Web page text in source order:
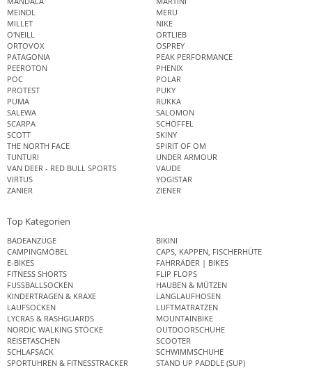
MEINDL
MERU
MILLET
NIKE
O'NEILL
ORTLIEB
ORTOVOX
OSPREY
PATAGONIA
PEAK PERFORMANCE
PEEROTON
PHENIX
POC
POLAR
PROTEST
PUKY
PUMA
RUKKA
SALEWA
SALOMON
SCARPA
SCHÖFFEL
SCOTT
SKINY
THE NORTH FACE
SPIRIT OF OM
TUNTURI
UNDER ARMOUR
VAN DEER - RED BULL SPORTS
VAUDE
VIRTUS
YOGISTAR
ZANIER
ZIENER
Top Kategorien
BADEANZÜGE
BIKINI
CAMPINGMÖBEL
CAPS, KAPPEN, FISCHERHÜTE
E-BIKES
FAHRRÄDER | BIKES
FITNESS SHORTS
FLIP FLOPS
FUSSBALLSOCKEN
HAUBEN & MÜTZEN
KINDERTRAGEN & KRAXE
LANGLAUFHOSEN
LAUFSOCKEN
LUFTMATRATZEN
LYCRAS & RASHGUARDS
MOUNTAINBIKE
NORDIC WALKING STÖCKE
OUTDOORSCHUHE
REISETASCHEN
SCOOTER
SCHLAFSACK
SCHWIMMSCHUHE
SPORTUHREN & FITNESSTRACKER
STAND UP PADDLE (SUP)